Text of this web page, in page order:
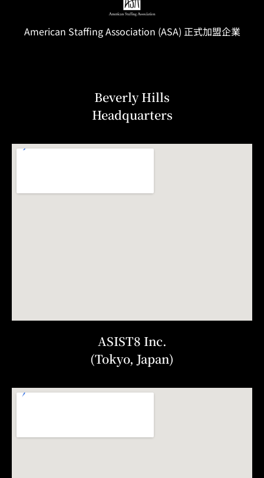
American StaffingAssociation (ASA) 正式加盟企業
Beverly Hills
Headquarters
ASIST8 Inc.
(Tokyo, Japan)